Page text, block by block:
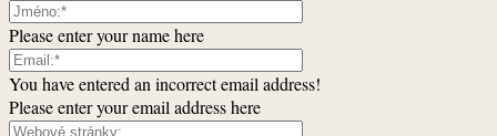
Please enter your name here
You have entered an incorrect email address!
Please enter your email address here